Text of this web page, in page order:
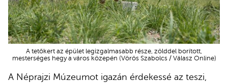
A tetőkert az épület legizgalmasabb része, zölddel borított,
mesterséges hegy a város közepén (Vörös Szabolcs / Válasz Online)
A Néprajzi Múzeumot igazán érdekessé az teszi,